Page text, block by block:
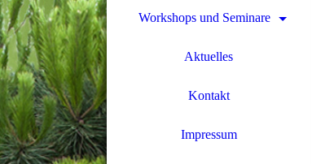
Workshops und Seminare
Aktuelles
Kontakt
Impressum